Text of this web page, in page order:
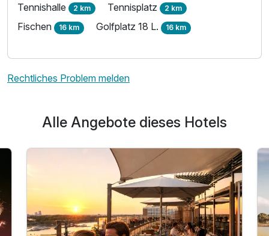
Tennishalle 2 km Tennisplatz 2 km
Fischen 16 km Golfplatz 18 L. 16 km
Rechtliches Problem melden
Alle Angebote dieses Hotels